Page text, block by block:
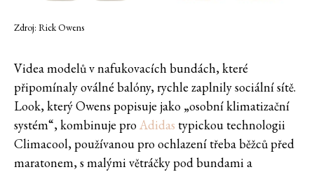
Zdroj: Rick Owens
Videa modelů v nafukovacích bundách, které
připomínaly oválné balóny, rychle zaplnily sociální sítě.
Look, který Owens popisuje jako „osobní klimatizační
systém“, kombinuje pro Adidas typickou technologii
Climacool, používanou pro ochlazení třeba běžců před
maratonem, s malými větráčky pod bundami a